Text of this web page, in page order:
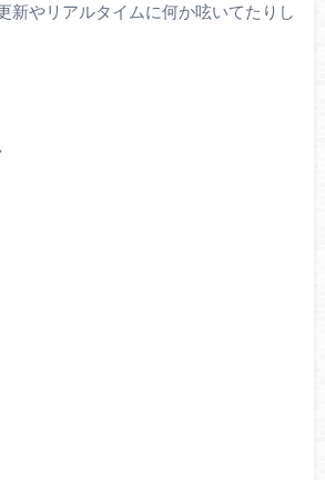
新やリアルタイムに何か呟いてたりし